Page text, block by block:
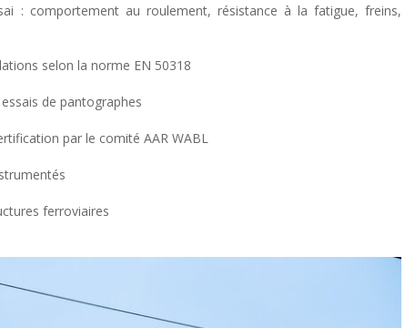
: comportement au roulement, résistance à la fatigue, freins,
selon la norme EN 50318
de pantographes
par le comité AAR WABL
ferroviaires